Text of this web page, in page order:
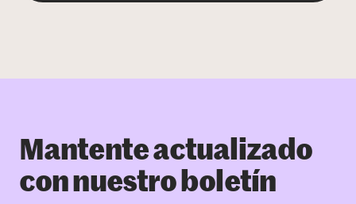
Mantente actualizado
con nuestro boletín